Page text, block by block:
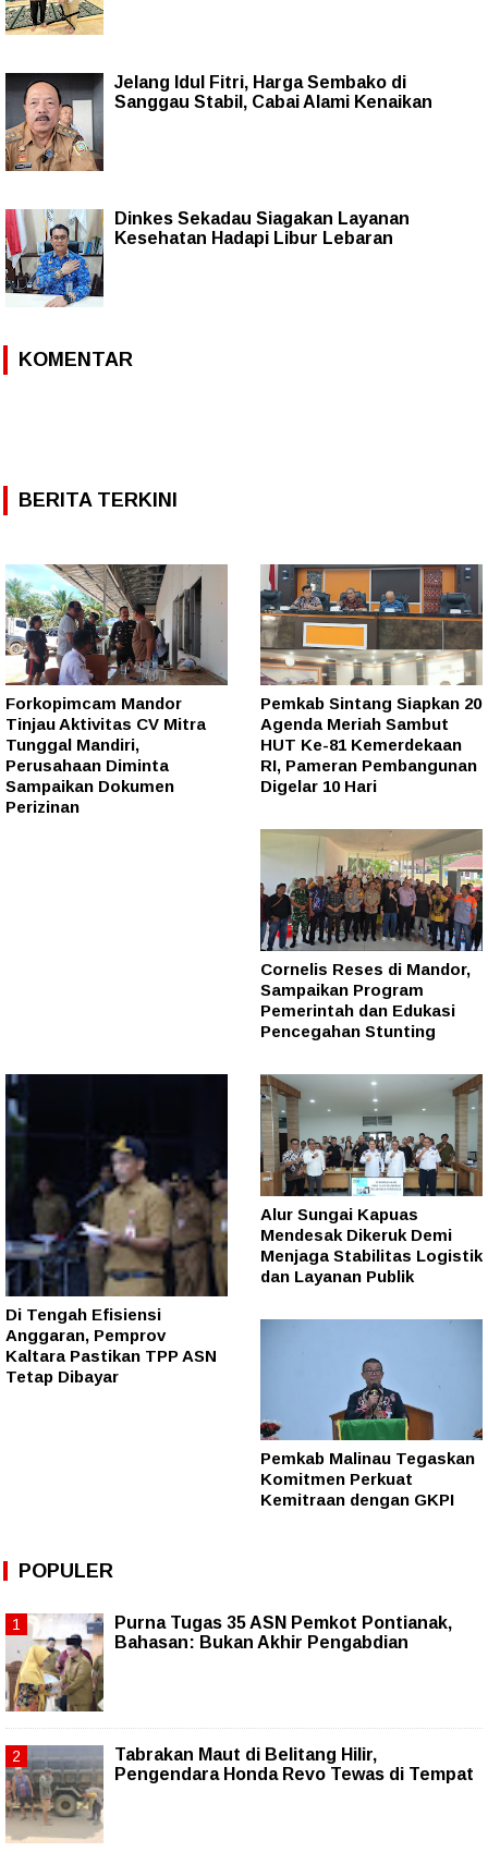
Jelang Idul Fitri, Harga Sembako di
Sanggau Stabil, Cabai Alami Kenaikan
Dinkes Sekadau Siagakan Layanan
Kesehatan Hadapi Libur Lebaran
KOMENTAR
BERITA TERKINI
Forkopimcam Mandor
Tinjau Aktivitas CV Mitra
Tunggal Mandiri,
Perusahaan Diminta
Sampaikan Dokumen
Perizinan
Pemkab Sintang Siapkan 20
Agenda Meriah Sambut
HUT Ke-81 Kemerdekaan
RI, Pameran Pembangunan
Digelar 10 Hari
Cornelis Reses di Mandor,
Sampaikan Program
Pemerintah dan Edukasi
Pencegahan Stunting
Di Tengah Efisiensi
Anggaran, Pemprov
Kaltara Pastikan TPP ASN
Tetap Dibayar
Alur Sungai Kapuas
Mendesak Dikeruk Demi
Menjaga Stabilitas Logistik
dan Layanan Publik
Pemkab Malinau Tegaskan
Komitmen Perkuat
Kemitraan dengan GKPI
POPULER
Purna Tugas 35 ASN Pemkot Pontianak,
Bahasan: Bukan Akhir Pengabdian
Tabrakan Maut di Belitang Hilir,
Pengendara Honda Revo Tewas di Tempat